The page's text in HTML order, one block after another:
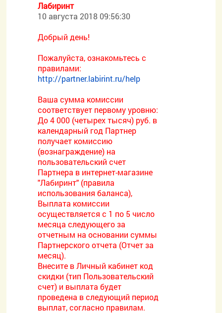
Лабиринт
10 августа 2018 09:56:30
Добрый день!
Пожалуйста, ознакомьтесь с
правилами:
http://partner.labirint.ru/help
Ваша сумма комиссии
соответствует первому уровню:
До 4 000 (четырех тысяч) руб. в
календарный год Партнер
получает комиссию
(вознаграждение) на
пользовательский счет
Партнера в интернет-магазине
"Лабиринт" (правила
использования баланса),
Выплата комиссии
осуществляется с 1 по 5 число
месяца следующего за
отчетным на основании суммы
Партнерского отчета (Отчет за
месяц).
Внесите в Личный кабинет код
скидки (тип Пользовательский
счет) и выплата будет
проведена в следующий период
выплат, согласно правилам.